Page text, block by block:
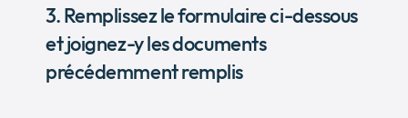
3. Remplissez le formulaire ci-dessous
et joignez-y les documents
précédemment remplis